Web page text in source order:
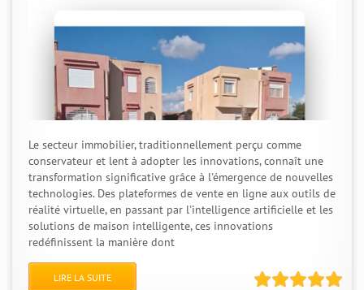
Le secteur immobilier, traditionnellement perçu comme
conservateur et lent à adopter les innovations, connaît une
transformation significative grâce à l'émergence de nouvelles
technologies. Des plateformes de vente en ligne aux outils de
réalité virtuelle, en passant par l'intelligence artificielle et les
solutions de maison intelligente, ces innovations
redéfinissent la manière dont
LIRE LA SUITE